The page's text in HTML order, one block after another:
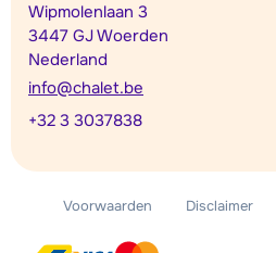
Wipmolenlaan 3
3447 GJ Woerden
Nederland
info@chalet.be
+32 3 3037838
Voorwaarden Disclaimer